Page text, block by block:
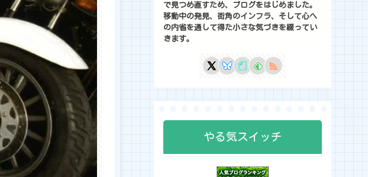
で見つめ直すため、ブログをはじめました。
移動中の発見、街角のインフラ、そして心へ
の内省を通して得た小さな気づきを綴ってい
きます。
やる気スイッチ